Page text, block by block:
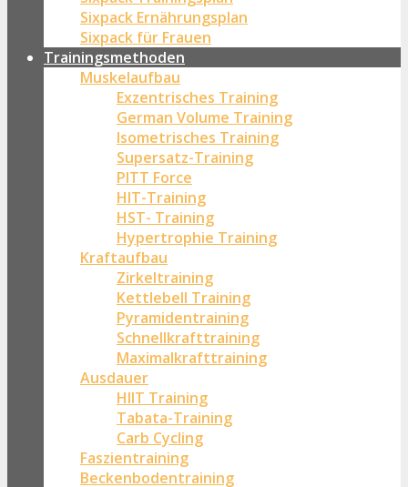
Sixpack Ernährungsplan
Sixpack für Frauen
Trainingsmethoden
Muskelaufbau
Exzentrisches Training
German Volume Training
Isometrisches Training
Supersatz-Training
PITT Force
HIT-Training
HST- Training
Hypertrophie Training
Kraftaufbau
Zirkeltraining
Kettlebell Training
Pyramidentraining
Schnellkrafttraining
Maximalkrafttraining
Ausdauer
HIIT Training
Tabata-Training
Carb Cycling
Faszientraining
Beckenbodentraining